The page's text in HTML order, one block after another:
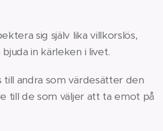
sig själv lika villkorslös,
in kärleken i livet.
till andra som värdesätter den
till de som väljer att ta emot på